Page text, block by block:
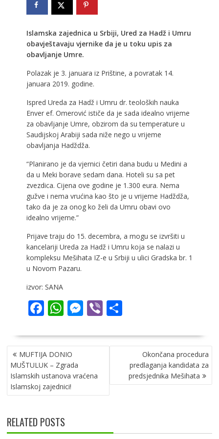
Islamska zajednica u Srbiji, Ured za Hadž i Umru
obavještavaju vjernike da je u toku upis za
obavljanje Umre.
Polazak je 3. januara iz Prištine, a povratak 14.
januara 2019. godine.
Ispred Ureda za Hadž i Umru dr. teoloških nauka
Enver ef. Omerović ističe da je sada idealno vrijeme
za obavljanje Umre, obzirom da su temperature u
Saudijskoj Arabiji sada niže nego u vrijeme
obavljanja Hadždža.
“Planirano je da vjernici četiri dana budu u Medini a
da u Meki borave sedam dana. Hoteli su sa pet
zvezdica. Cijena ove godine je 1.300 eura. Nema
gužve i nema vrućina kao što je u vrijeme Hadždža,
tako da je za onog ko želi da Umru obavi ovo
idealno vrijeme.”
Prijave traju do 15. decembra, a mogu se izvršiti u
kancelariji Ureda za Hadž i Umru koja se nalazi u
kompleksu Mešihata IZ-e u Srbiji u ulici Gradska br. 1
u Novom Pazaru.
izvor: SANA
F
e
b
o
o
k
W
at
s
A
p
p
M
ss
n
er
Vi
er
S
ar
NAVIGACIJA
ČLANAKA
MUFTIJA DONIO
MUŠTULUK – Zgrada
Islamskih ustanova vraćena
Islamskoj zajednici!
Okončana procedura
predlaganja kandidata za
predsjednika Mešihata
RELATED POSTS